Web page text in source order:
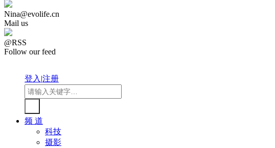
Nina@evolife.cn
Mail us
@RSS
Follow our feed
登入|注册
频 道
科技
摄影